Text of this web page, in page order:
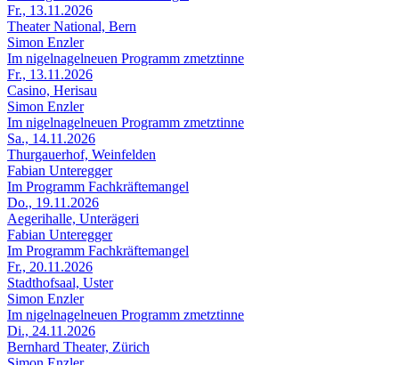
Fr., 13.11.2026
Theater National, Bern
Simon Enzler
Im nigelnagelneuen Programm zmetztinne
Fr., 13.11.2026
Casino, Herisau
Simon Enzler
Im nigelnagelneuen Programm zmetztinne
Sa., 14.11.2026
Thurgauerhof, Weinfelden
Fabian Unteregger
Im Programm Fachkräftemangel
Do., 19.11.2026
Aegerihalle, Unterägeri
Fabian Unteregger
Im Programm Fachkräftemangel
Fr., 20.11.2026
Stadthofsaal, Uster
Simon Enzler
Im nigelnagelneuen Programm zmetztinne
Di., 24.11.2026
Bernhard Theater, Zürich